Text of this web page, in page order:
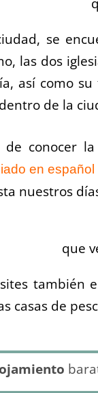
se
las dos
así como
de la
de conocer
en español
nuestros
también
casas de